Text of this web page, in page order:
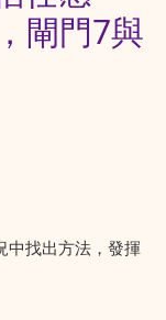
閘門7與
中找出方法，發揮